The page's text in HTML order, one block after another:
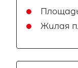
Жилая